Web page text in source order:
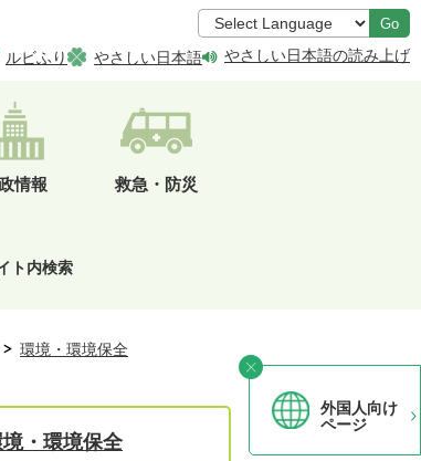
Go
ルビふり やさしい日本語 やさしい日本語の読み上げ
情報 救急・防災
ト内検索
外国人向け
ページ
環境・環境保全
・環境保全